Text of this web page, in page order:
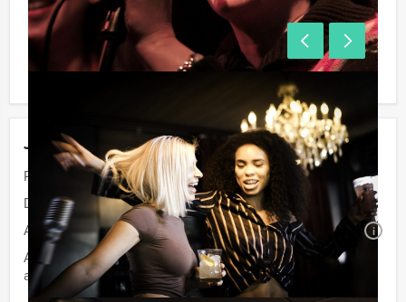
Jouw uitje
Prijs: Vanaf€ 27,50 p.p. excl. BTW
Duur:
2 uur
Aantal:
Minimaal 12 personen i
Afhankelijk van de in overleg gekozen locatie voor uw
arrangement kan een extra zaalhuur worden berekend